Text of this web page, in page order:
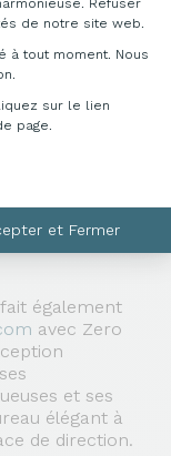
de notre site web.
à tout moment. Nous
sur le lien
page.
et Fermer
qui vous
pieds
métallique
matériaux
qu’il
la
il mettra en
de
également
avec Zero
et ses
élégant à
de direction.